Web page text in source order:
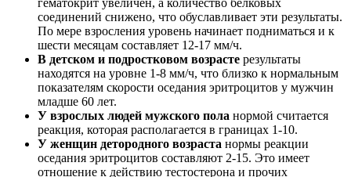
соединений снижено, что обуславливает эти результаты.
По мере взросления уровень начинает подниматься и к
шести месяцам составляет 12-17 мм/ч.
В детском и подростковом возрасте результаты
находятся на уровне 1-8 мм/ч, что близко к нормальным
показателям скорости оседания эритроцитов у мужчин
младше 60 лет.
У взрослых людей мужского пола нормой считается
реакция, которая располагается в границах 1-10.
У женщин детородного возраста нормы реакции
оседания эритроцитов составляют 2-15. Это имеет
отношение к действию тестостерона и прочих